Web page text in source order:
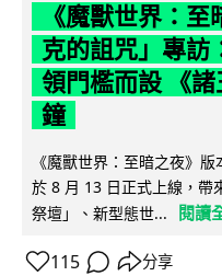
《魔獸世界：
克的詛咒」專訪
領門檻而設 《
鐘
《魔獸世界：至暗之夜》
於 8 月 13 日正式上線，帶
祭壇」、新型態世...
閱讀
115 分享